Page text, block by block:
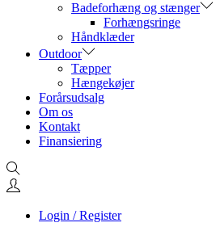
Badeforhæng og stænger
Forhængsringe
Håndklæder
Outdoor
Tæpper
Hængekøjer
Forårsudsalg
Om os
Kontakt
Finansiering
Login / Register